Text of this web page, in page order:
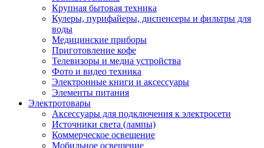
Крупная бытовая техника
Кулеры, пурифайеры, диспенсеры и фильтры для
воды
Медицинские приборы
Приготовление кофе
Телевизоры и медиа устройства
Фото и видео техника
Электронные книги и аксессуары
Элементы питания
Электротовары
Аксессуары для подключения к электросети
Источники света (лампы)
Коммерческое освещение
Мобильное освещение